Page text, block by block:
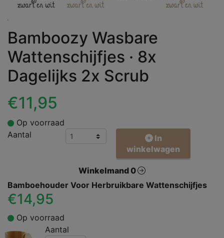
Bamboozy Wasbare
Wattenschijfjes · 8x
Dagelijks 2x Scrub
€11,95
Op voorraad
Aantal
In
winkelwagen
Winkelmand 0
Bamboehouder Voor Herbruikbare Wattenschijfjes
€14,95
Op voorraad
Aantal